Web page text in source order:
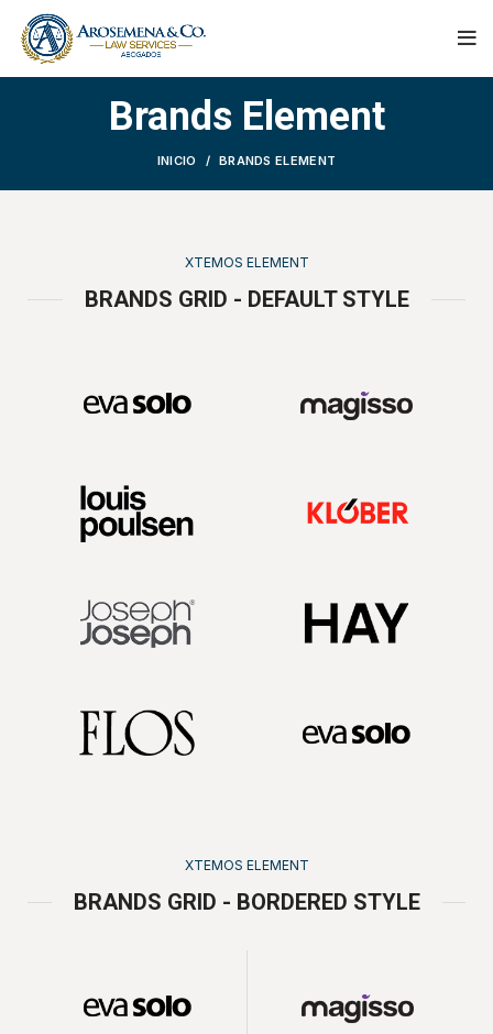
Brands Element
INICIO BRANDS ELEMENT
XTEMOS ELEMENT
BRANDS GRID - DEFAULT STYLE
XTEMOS ELEMENT
BRANDS GRID - BORDERED STYLE